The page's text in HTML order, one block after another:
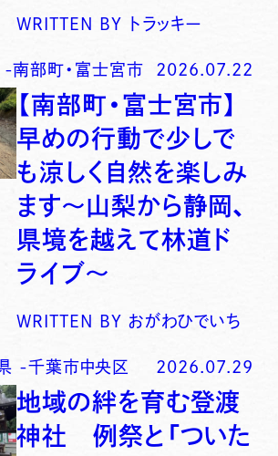
WRITTEN BY トラッキー
-南部町・富士宮市 2026.07.22
【南部町・富士宮市】
早めの行動で少しで
も涼しく自然を楽しみ
ます〜山梨から静岡、
県境を越えて林道ド
ライブ〜
WRITTEN BY おがわひでいち
-千葉市中央区 2026.07.29
地域の絆を育む登渡
神社 例祭と「ついた